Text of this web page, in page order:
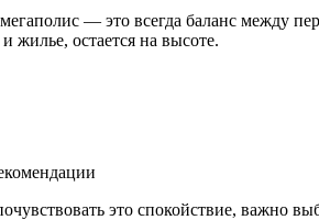
— это всегда баланс между
жилье, остается на высоте.
это спокойствие, важно